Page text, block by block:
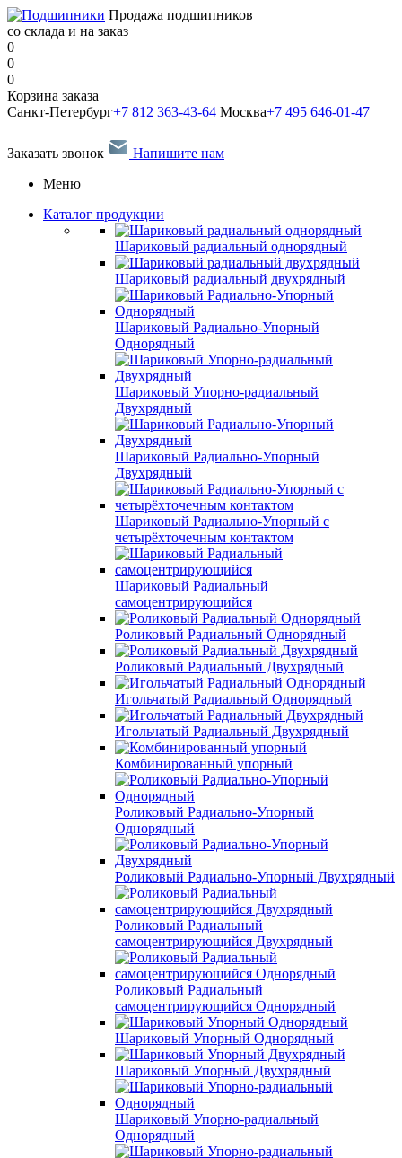
Продажа подшипников
со склада и на заказ
0
0
0
Корзина заказа
Санкт-Петербург+7 812 363-43-64 Москва+7 495 646-01-47
Заказать звонок
Напишите нам
Меню
Каталог продукции
Шариковый радиальный однорядный
Шариковый радиальный двухрядный
Шариковый Радиально-Упорный
Однорядный
Шариковый Упорно-радиальный
Двухрядный
Шариковый Радиально-Упорный
Двухрядный
Шариковый Радиально-Упорный с
четырёхточечным контактом
Шариковый Радиальный
самоцентрирующийся
Роликовый Радиальный Однорядный
Роликовый Радиальный Двухрядный
Игольчатый Радиальный Однорядный
Игольчатый Радиальный Двухрядный
Комбинированный упорный
Роликовый Радиально-Упорный
Однорядный
Роликовый Радиально-Упорный Двухрядный
Роликовый Радиальный
самоцентрирующийся Двухрядный
Роликовый Радиальный
самоцентрирующийся Однорядный
Шариковый Упорный Однорядный
Шариковый Упорный Двухрядный
Шариковый Упорно-радиальный
Однорядный